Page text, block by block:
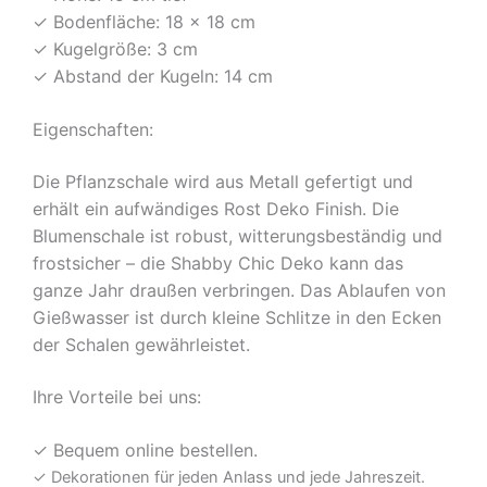
✓ Bodenfläche: 18 x 18 cm
✓ Kugelgröße: 3 cm
✓ Abstand der Kugeln: 14 cm
Eigenschaften:
Die Pflanzschale wird aus Metall gefertigt und
erhält ein aufwändiges Rost Deko Finish. Die
Blumenschale ist robust, witterungsbeständig und
frostsicher – die Shabby Chic Deko kann das
ganze Jahr draußen verbringen. Das Ablaufen von
Gießwasser ist durch kleine Schlitze in den Ecken
der Schalen gewährleistet.
Ihre Vorteile bei uns:
✓ Bequem online bestellen.
✓ ​​Dekorationen für jeden Anlass und jede Jahreszeit.